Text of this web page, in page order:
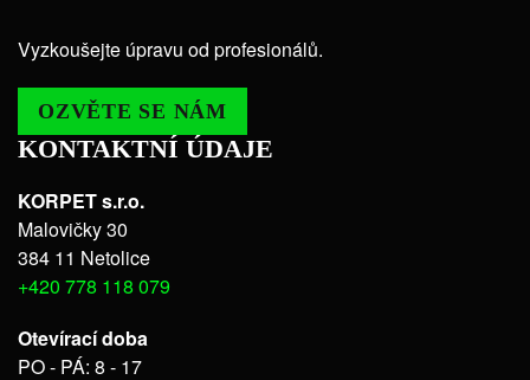
Vyzkoušejte úpravu od profesionálů.
OZVĚTE SE NÁM
KONTAKTNÍ ÚDAJE
KORPET s.r.o.
Malovičky 30
384 11 Netolice
+420 778 118 079
Otevírací doba
PO - PÁ: 8 - 17